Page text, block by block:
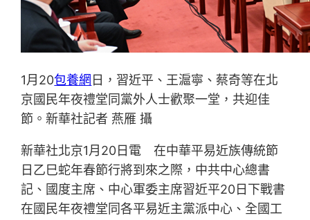
1月20包養網 日，習近平、王滬寧、蔡奇等在北
京國民年夜禮堂同黨外人士歡聚一堂，共迎佳
節。新華社記者 燕雁 攝
新華社北京1月20日電 在中華平易近族傳統節
日乙巳蛇年春節行將到來之際，中共中心總書
記、國度主席、中心軍委主席習近平20日下戰書
在國民年夜禮堂同各平易近主黨派中心、全國工